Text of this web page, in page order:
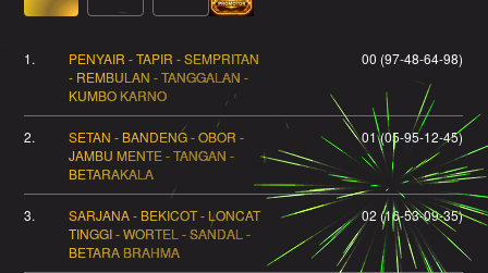
1.
PENYAIR - TAPIR - SEMPRITAN
- REMBULAN - TANGGALAN -
KUMBO KARNO
00 (97-48-64-98)
2.
SETAN - BANDENG - OBOR -
JAMBU MENTE - TANGAN -
BETARAKALA
01 (05-95-12-45)
3.
SARJANA - BEKICOT - LONCAT
TINGGI - WORTEL - SANDAL -
BETARA BRAHMA
02 (16-53-09-35)